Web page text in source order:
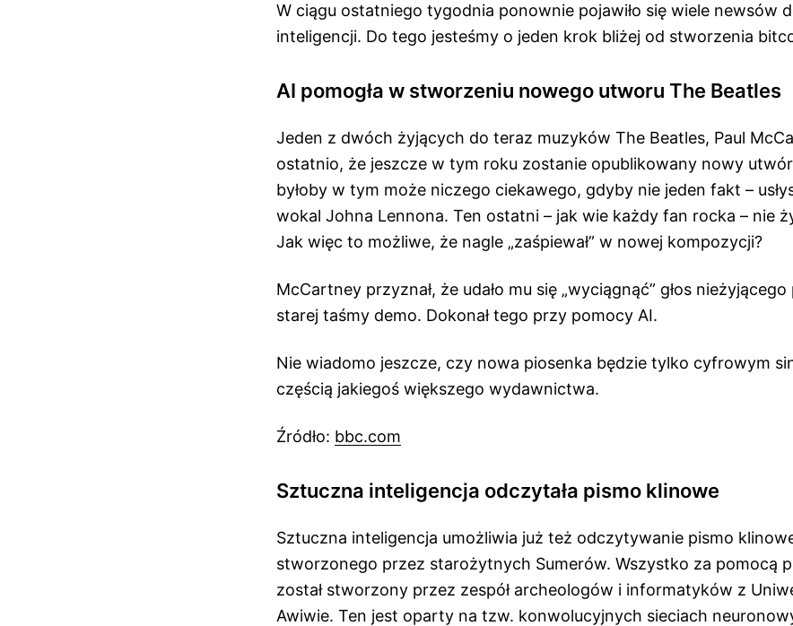
W ciągu ostatniego tygodnia ponownie pojawiło się wiele newsów
inteligencji. Do tego jesteśmy o jeden krok bliżej od stworzenia
AI pomogła w stworzeniu nowego utworu The Beatles
Jeden z dwóch żyjących do teraz muzyków The Beatles, Paul
ostatnio, że jeszcze w tym roku zostanie opublikowany nowy
byłoby w tym może niczego ciekawego, gdyby nie jeden fakt –
wokal Johna Lennona. Ten ostatni – jak wie każdy fan rocka – nie
Jak więc to możliwe, że nagle „zaśpiewał” w nowej kompozycji?
McCartney przyznał, że udało mu się „wyciągnąć” głos
starej taśmy demo. Dokonał tego przy pomocy AI.
Nie wiadomo jeszcze, czy nowa piosenka będzie tylko cyfrowym
częścią jakiegoś większego wydawnictwa.
Źródło: bbc.com
Sztuczna inteligencja odczytała pismo klinowe
Sztuczna inteligencja umożliwia już też odczytywanie pismo
stworzonego przez starożytnych Sumerów. Wszystko za pomocą
został stworzony przez zespół archeologów i informatyków z
Awiwie. Ten jest oparty na tzw. konwolucyjnych sieciach